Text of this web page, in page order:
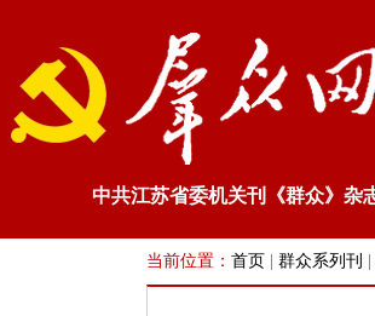
中共江苏省委机关刊《群众》杂
当前位置： 首页 群众系列刊